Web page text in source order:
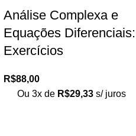
Análise Complexa e
Equações Diferenciais:
Exercícios
R$88,00
Ou 3x de R$29,33 s/ juros